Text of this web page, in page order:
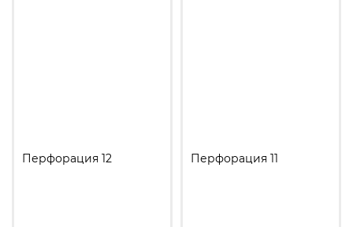
Перфорация 12 Перфорация 11